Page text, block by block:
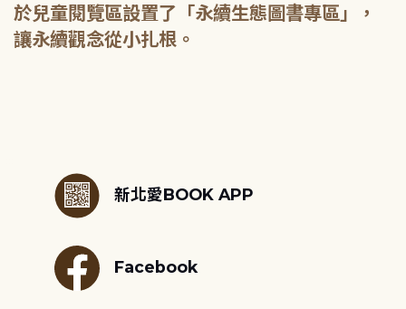
於兒童閱覽區設置了「永續生態圖書專區」，
新北愛BOOK APP
Facebook